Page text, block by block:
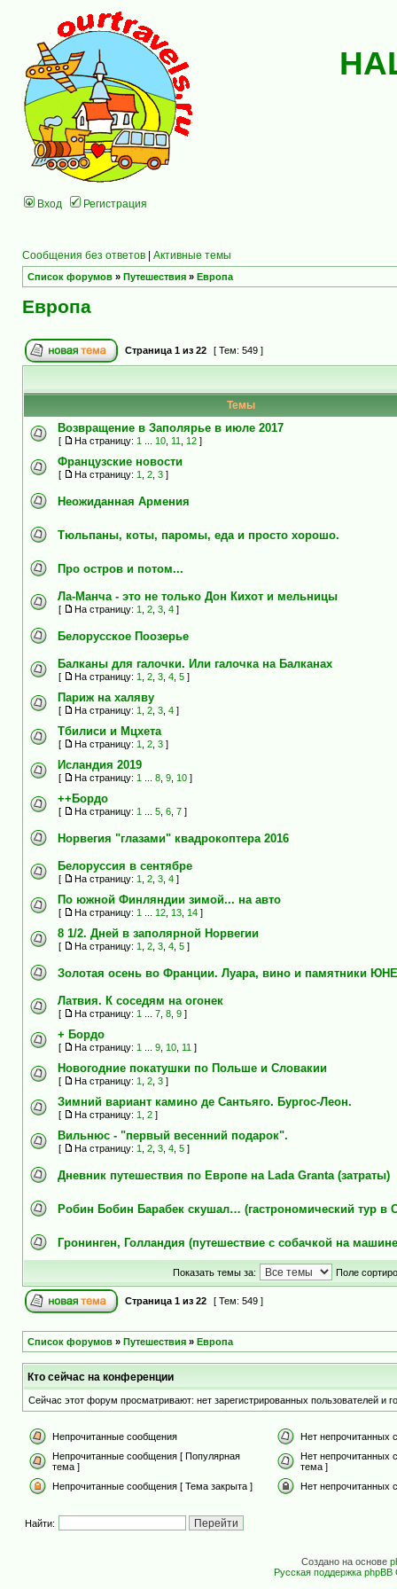
Вход Регистрация
Сообщения без ответов | Активные темы
Список форумов » Путешествия » Европа
Европа
Страница 1 из 22 [ Тем: 549 ]
Темы
Возвращение в Заполярье в июле 2017
[ На страницу: 1 10 11 12 ]
Французские новости
[ На страницу: 1 2 3 ]
Неожиданная Армения
Тюльпаны, коты, паромы, еда и просто хорошо.
Про остров и потом...
Ла-Манча - это не только Дон Кихот и мельницы
[ На страницу: 1 2 3 4 ]
Белорусское Поозерье
Балканы для галочки. Или галочка на Балканах
[ На страницу: 1 2 3 4 5 ]
Париж на халяву
[ На страницу: 1 2 3 4 ]
Тбилиси и Мцхета
[ На страницу: 1 2 3 ]
Исландия 2019
[ На страницу: 1 8 9 10 ]
++Бордо
[ На страницу: 1 5 6 7 ]
Норвегия "глазами" квадрокоптера 2016
Белоруссия в сентябре
[ На страницу: 1 2 3 4 ]
По южной Финляндии зимой... на авто
[ На страницу: 1 12 13 14 ]
8 1/2. Дней в заполярной Норвегии
[ На страницу: 1 2 3 4 5 ]
Золотая осень во Франции. Луара, вино и памятники
Латвия. К соседям на огонек
[ На страницу: 1 7 8 9 ]
+ Бордо
[ На страницу: 1 9 10 11 ]
Новогодние покатушки по Польше и Словакии
[ На страницу: 1 2 3 ]
Зимний вариант камино де Сантьяго. Бургос-Леон.
[ На страницу: 1 2 ]
Вильнюс - "первый весенний подарок".
[ На страницу: 1 2 3 4 5 ]
Дневник путешествия по Европе на Lada Granta (затраты)
Робин Бобин Барабек скушал… (гастрономический тур в
Гронинген, Голландия (путешествие с собачкой на
Показать темы за: Поле
Страница 1 из 22 [ Тем: 549 ]
Список форумов » Путешествия » Европа
Кто сейчас на конференции
Сейчас этот форум просматривают: нет зарегистрированных пользователей и
Непрочитанные сообщения
Нет непрочитанных
Непрочитанные сообщения [ Популярная
тема ]
Нет непрочитанных
тема ]
Непрочитанные сообщения [ Тема закрыта ]
Нет непрочитанных
Найти:
Создано на основе
Русская поддержка phpBB